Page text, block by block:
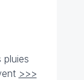
pluies
>>>